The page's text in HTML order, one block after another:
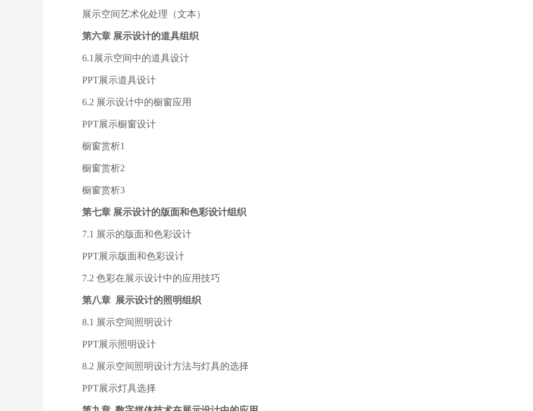
展示空间艺术化处理（文本）
第六章 展示设计的道具组织
6.1展示空间中的道具设计
PPT展示道具设计
6.2 展示设计中的橱窗应用
PPT展示橱窗设计
橱窗赏析1
橱窗赏析2
橱窗赏析3
第七章 展示设计的版面和色彩设计组织
7.1 展示的版面和色彩设计
PPT展示版面和色彩设计
7.2 色彩在展示设计中的应用技巧
第八章 展示设计的照明组织
8.1 展示空间照明设计
PPT展示照明设计
8.2 展示空间照明设计方法与灯具的选择
PPT展示灯具选择